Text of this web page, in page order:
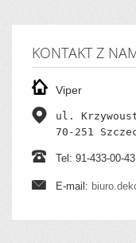
KONTAKT Z
Viper
ul.
70-251
Tel: 91-433-00-43
E-mail: